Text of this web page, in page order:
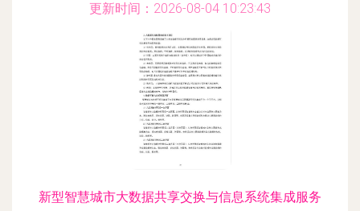
更新时间：2026-08-04 10:23:43
新型智慧城市大数据共享交换与信息系统集成服务